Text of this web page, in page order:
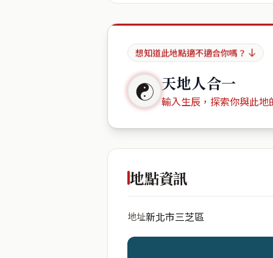
想知道此地點適不適合你嗎？
☯ 天地人合一
輸入生辰，探索你與此地
地點資訊
地址新北市三芝區